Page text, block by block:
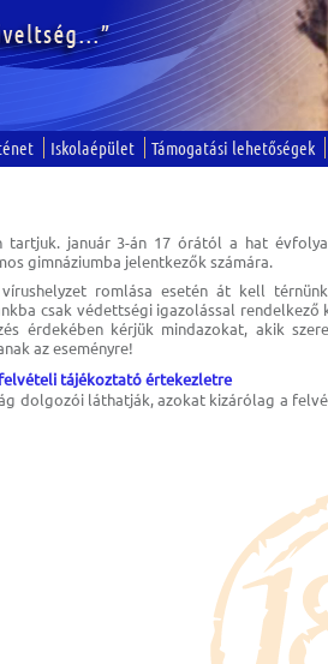
Iskolaépület Támogatási lehetőségek
január 3-án 17 órától a hat
gimnáziumba jelentkezők számára.
romlása esetén át kell
csak védettségi igazolással rendelkező
érdekében kérjük mindazokat, akik
az eseményre!
tájékoztató értekezletre
dolgozói láthatják, azokat kizárólag a